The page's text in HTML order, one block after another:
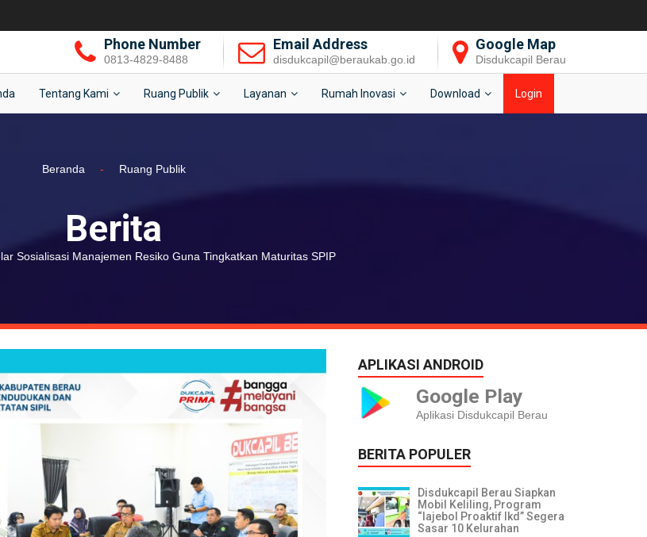
Phone Number
0813-4829-8488
Email Address
disdukcapil@beraukab.go.id
Google Map
Disdukcapil Berau
Tentang Kami Ruang Publik Layanan Rumah Inovasi Download Login
Beranda - Ruang Publik
Berita
Sosialisasi Manajemen Resiko Guna Tingkatkan Maturitas SPIP
APLIKASI ANDROID
Google Play
Aplikasi Disdukcapil Berau
BERITA POPULER
Disdukcapil Berau Siapkan
Mobil Keliling, Program
“lajebol Proaktif Ikd” Segera
Sasar 10 Kelurahan